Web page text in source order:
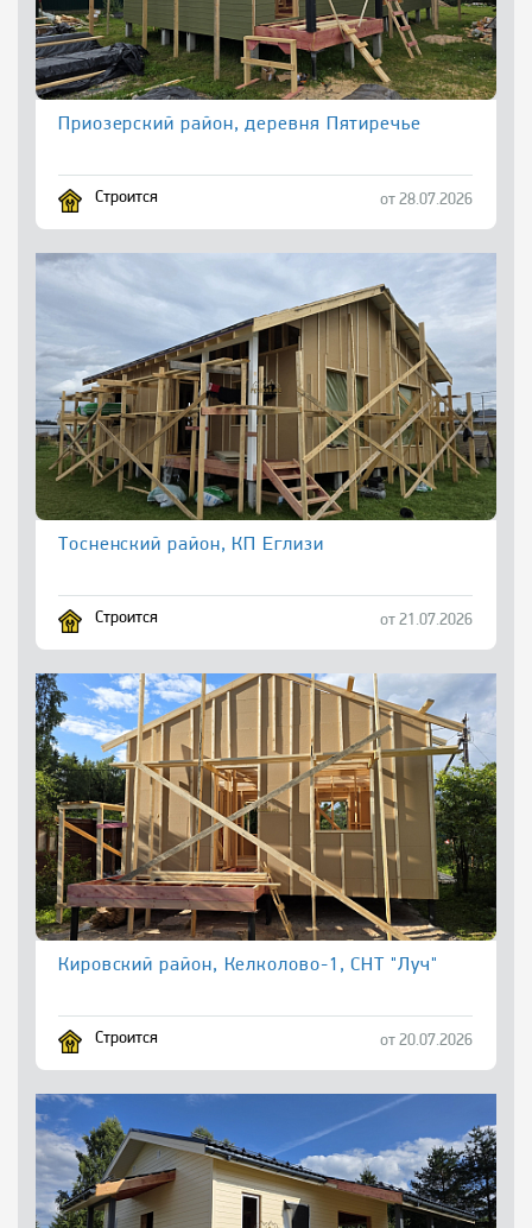
Приозерский район, деревня Пятиречье
Строится от 28.07.2026
Тосненский район, КП Еглизи
Строится от 21.07.2026
Кировский район, Келколово-1, СНТ "Луч"
Строится от 20.07.2026